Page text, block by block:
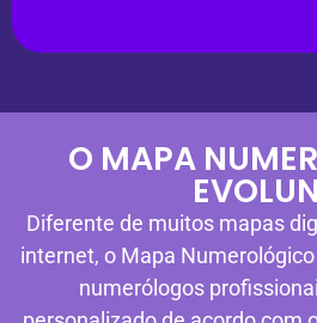
O MAPA
Diferente de muitos mapas
internet, o Mapa
numerólogos